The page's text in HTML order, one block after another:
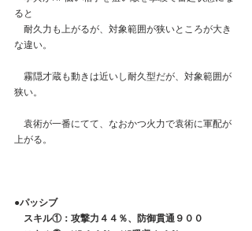
ると
耐久力も上がるが、対象範囲が狭いところが大き
な違い。
霧隠才蔵も動きは近いし耐久型だが、対象範囲が
狭い。
袁術が一番にてて、なおかつ火力で袁術に軍配が
上がる。
●パッシブ
スキル①：攻撃力４４％、防御貫通９００